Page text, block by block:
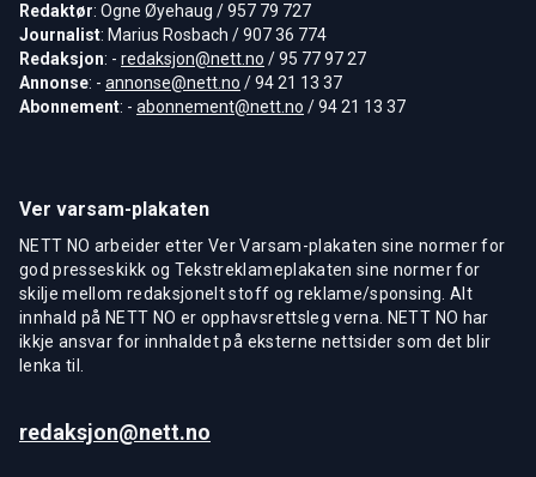
Redaktør: Ogne Øyehaug / 957 79 727
Journalist: Marius Rosbach / 907 36 774
Redaksjon: - redaksjon@nett.no / 95 77 97 27
Annonse: - annonse@nett.no / 94 21 13 37
Abonnement: - abonnement@nett.no / 94 21 13 37
Ver varsam-plakaten
NETT NO arbeider etter Ver Varsam-plakaten sine normer for
god presseskikk og Tekstreklameplakaten sine normer for
skilje mellom redaksjonelt stoff og reklame/sponsing. Alt
innhald på NETT NO er opphavsrettsleg verna. NETT NO har
ikkje ansvar for innhaldet på eksterne nettsider som det blir
lenka til.
redaksjon@nett.no